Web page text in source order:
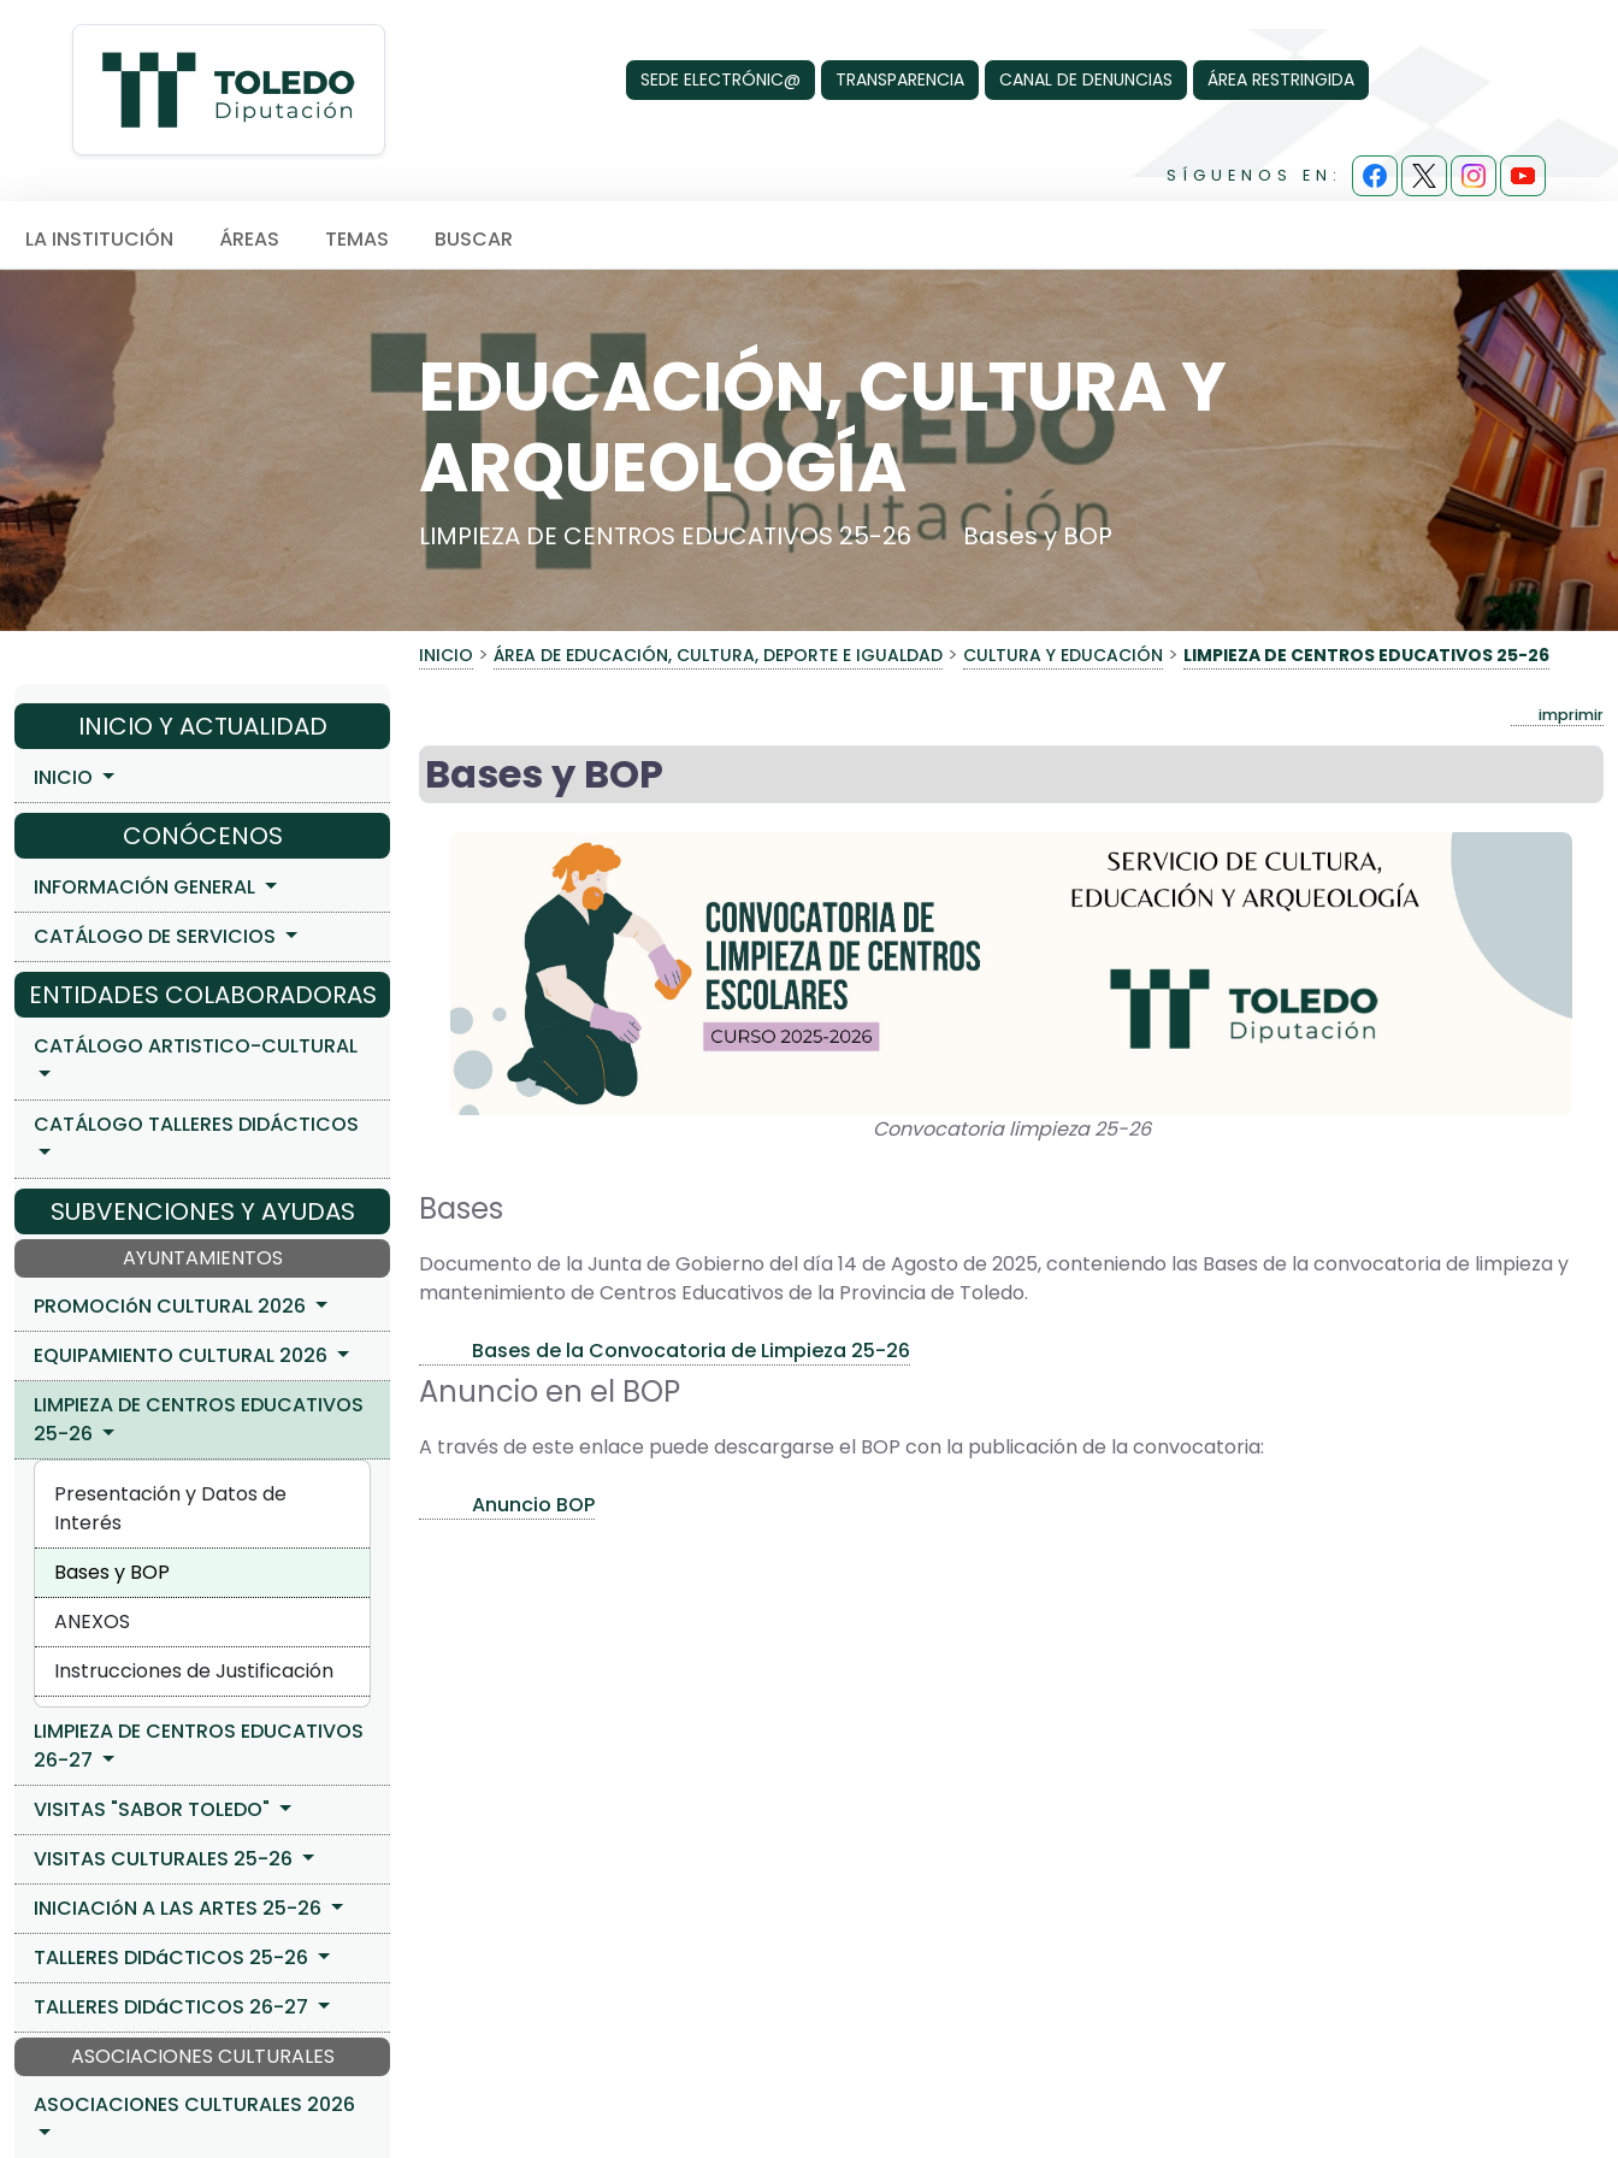
SEDE ELECTRÓNIC@ TRANSPARENCIA CANAL DE DENUNCIAS ÁREA RESTRINGIDA
SÍGUENOS EN:
LA INSTITUCIÓN ÁREAS TEMAS BUSCAR
EDUCACIÓN, CULTURA Y
ARQUEOLOGÍA
LIMPIEZA DE CENTROS EDUCATIVOS 25-26 Bases y BOP
INICIO > ÁREA DE EDUCACIÓN, CULTURA, DEPORTE E IGUALDAD > CULTURA Y EDUCACIÓN > LIMPIEZA DE CENTROS EDUCATIVOS 25-26
INICIO Y ACTUALIDAD
INICIO
CONÓCENOS
INFORMACIÓN GENERAL
CATÁLOGO DE SERVICIOS
ENTIDADES COLABORADORAS
CATÁLOGO ARTISTICO-CULTURAL
CATÁLOGO TALLERES DIDÁCTICOS
SUBVENCIONES Y AYUDAS
AYUNTAMIENTOS
PROMOCIóN CULTURAL 2026
EQUIPAMIENTO CULTURAL 2026
LIMPIEZA DE CENTROS EDUCATIVOS
25-26
Presentación y Datos de
Interés
Bases y BOP
ANEXOS
Instrucciones de Justificación
LIMPIEZA DE CENTROS EDUCATIVOS
26-27
VISITAS "SABOR TOLEDO"
VISITAS CULTURALES 25-26
INICIACIóN A LAS ARTES 25-26
TALLERES DIDáCTICOS 25-26
TALLERES DIDáCTICOS 26-27
ASOCIACIONES CULTURALES
ASOCIACIONES CULTURALES 2026
imprimir
Bases y BOP
Convocatoria limpieza 25-26
Bases
Documento de la Junta de Gobierno del día 14 de Agosto de 2025, conteniendo las Bases de la convocatoria de limpieza y
mantenimiento de Centros Educativos de la Provincia de Toledo.
Bases de la Convocatoria de Limpieza 25-26
Anuncio en el BOP
A través de este enlace puede descargarse el BOP con la publicación de la convocatoria:
Anuncio BOP